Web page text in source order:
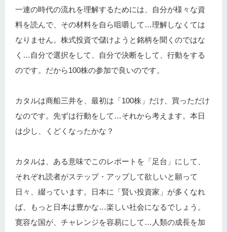
一連の時代の流れを理解するためには、自分が様々な資
料を読んで、その材料を自ら咀嚼して…理解しなくては
なりません。株式投資で儲けようと銘柄を聞くのではな
く…自分で選択をして、自分で決断をして、行動をする
のです。だから100株の参加で良いのです。
カタルは商船三井を、最初は「100株」だけ、買っただけ
なのです。先ずは行動をして…それから考えます。本日
は少し、くどくなったかな？
カタルは、ある意味でこのレポートを「足台」にして、
それぞれ読者がステップ・アップして欲しいと願って
日々、綴っています。日本に「賢い投資家」が多くなれ
ば、もっと日本は豊かな…楽しい社会になるでしょう。
寛容な国が、チャレンジを容易にして…人類の成長を加